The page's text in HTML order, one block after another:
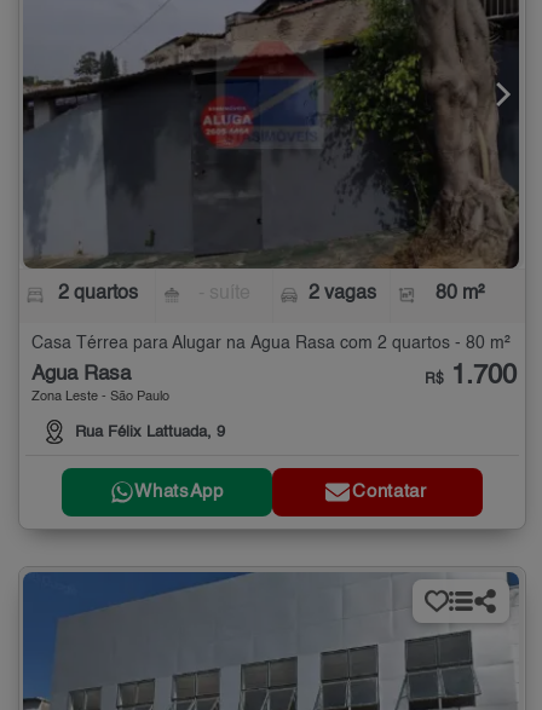
2 quartos 2 vagas 80 m²
Casa Térrea para Alugar na Água Rasa com 2 quartos - 80 m²
Água Rasa
Zona Leste - São Paulo
Rua Félix Lattuada, 9
R$ 1.700
WhatsApp Contatar